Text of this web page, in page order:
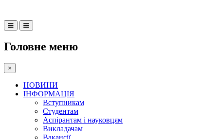
Головне меню
×
НОВИНИ
ІНФОРМАЦІЯ
Вступникам
Студентам
Аспірантам і науковцям
Викладачам
Вакансії